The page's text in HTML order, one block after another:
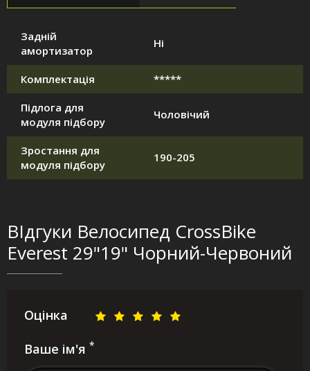
Задній
амортизатор
Ні
Комплектація *****
Підлога для
модуля підбору
Чоловічий
Зростання для
модуля підбору
190-205
ВІдгуки Велосипед CrossBike
Everest 29"19" Чорний-Червоний
Оцінка
Ваше ім'я *